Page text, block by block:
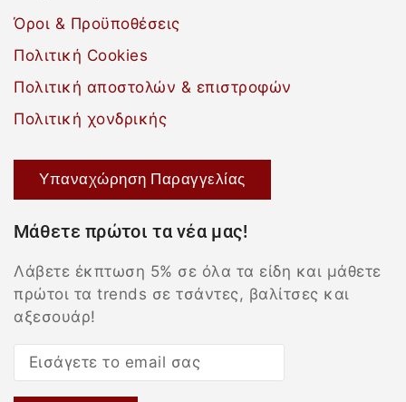
Όροι & Προϋποθέσεις
Πολιτική Cookies
Πολιτική αποστολών & επιστροφών
Πολιτική χονδρικής
Υπαναχώρηση Παραγγελίας
Μάθετε πρώτοι τα νέα μας!
Λάβετε έκπτωση 5% σε όλα τα είδη και μάθετε
πρώτοι τα trends σε τσάντες, βαλίτσες και
αξεσουάρ!